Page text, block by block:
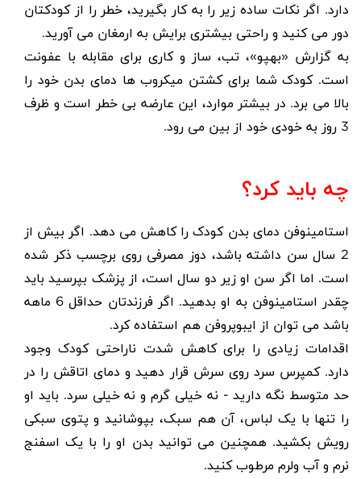
دارد. اگر نکات ساده زیر را به کار بگیرید، خطر را از کودکتان
دور می کنید و راحتی بیشتری برایش به ارمغان می آورید.
به گزارش «بهپو»، تب، ساز و کاری برای مقابله با عفونت
است. کودک شما برای کشتن میکروب ها دمای بدن خود را
بالا می برد. در بیشتر موارد، این عارضه بی خطر است و ظرف
3 روز به خودی خود از بین می رود.
چه باید کرد؟
استامینوفن دمای بدن کودک را کاهش می دهد. اگر بیش از
2 سال سن داشته باشد، دوز مصرفی روی برچسب ذکر شده
است. اما اگر سن او زیر دو سال است، از پزشک بپرسید باید
چقدر استامینوفن به او بدهید. اگر فرزندتان حداقل 6 ماهه
باشد می توان از ایبوپروفن هم استفاده کرد.
اقدامات زیادی را برای کاهش شدت ناراحتی کودک وجود
دارد. کمپرس سرد روی سرش قرار دهید و دمای اتاقش را در
حد متوسط ​​نگه دارید - نه خیلی گرم و نه خیلی سرد. باید او
را تنها با یک لباس، آن هم سبک، بپوشانید و پتوی سبکی
رویش بکشید. همچنین می توانید بدن او را با یک اسفنج
نرم و آب ولرم مرطوب کنید.